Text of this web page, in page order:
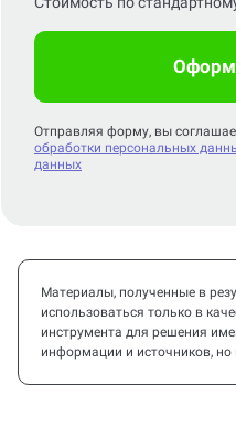
Отправляя форму, вы
обработки персональных
данных
Материалы, полученные в
использоваться только в
инструмента для решения
информации и источников,